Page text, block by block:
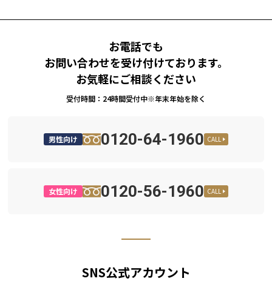
お電話でも
お問い合わせを受け付けております。
お気軽にご相談ください
受付時間：24時間受付中※年末年始を除く
男性向け 0120-64-1960 CALL
女性向け 0120-56-1960 CALL
SNS公式アカウント